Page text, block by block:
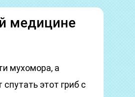
медицине
мухомора, а
этот гриб с